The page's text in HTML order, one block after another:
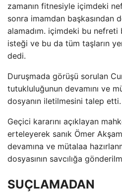
zamanın fitnesiyle içimdeki
sonra imamdan başkasından
alamadım. içimdeki bu
isteği ve bu da tüm taşların
dedi.
Duruşmada görüşü sorulan
tutukluluğunun devamını ve
dosyanın iletilmesini talep etti.
Geçici kararını açıklayan
erteleyerek sanık Ömer
devamına ve mütalaa
dosyasının savcılığa
SUÇLAMADAN